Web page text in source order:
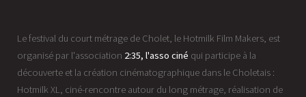
Le festival du court métrage de Cholet, le Hotmilk Film Makers, est
organisé par l'association 2:35, l'asso ciné qui participe à la
découverte et la création cinématographique dans le Choletais :
Hotmilk XL, ciné-rencontre autour du long métrage, réalisation de